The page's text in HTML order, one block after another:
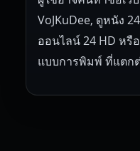
VoJKuDee, ดูหนัง
ออนไลน์ 24 HD หรื
แบบการพิมพ์ ที่แตก